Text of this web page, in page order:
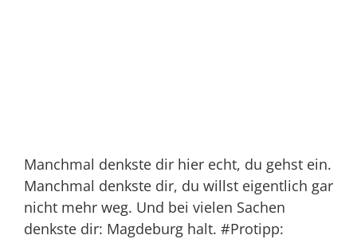
Manchmal denkste dir hier echt, du gehst ein.
Manchmal denkste dir, du willst eigentlich gar
nicht mehr weg. Und bei vielen Sachen
denkste dir: Magdeburg halt. #Protipp: